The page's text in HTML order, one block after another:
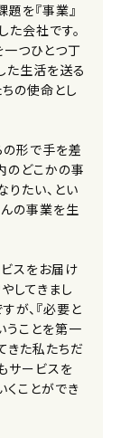
を『事業』
会社です。
一つひとつ丁
た生活を送る
の使命とし
の形で手を差
のどこかの事
りたい、とい
んの事業を生
スをお届け
してきまし
が、『必要と
うことを第一
きた私たちだ
サービスを
ことができ